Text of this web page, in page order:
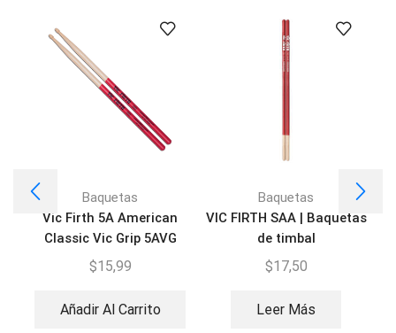
Baquetas
Vic Firth 5A American
Classic Vic Grip 5AVG
$15,99
Añadir Al Carrito
Baquetas
VIC FIRTH SAA | Baquetas
de timbal
$17,50
Leer Más